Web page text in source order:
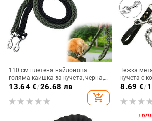
110 см плетена найлонова
голяма каишка за кучета, черна,
зелена, здрава, издръжлива въже
любимци, външни поводи,
13.64€/26.68 лв
add_shopping_cart
Тежка
кучета с
здрава
Външно
домашни
8.69 €/